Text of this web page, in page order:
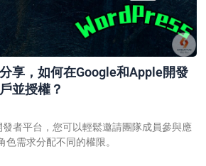
享，如何在Google和Apple開發
並授權？
者平台，您可以輕鬆邀請團隊成員參與應
需求分配不同的權限。